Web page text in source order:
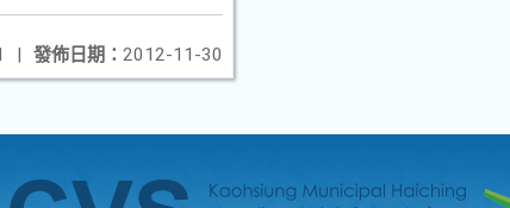
發佈日期： 2012-11-30
|